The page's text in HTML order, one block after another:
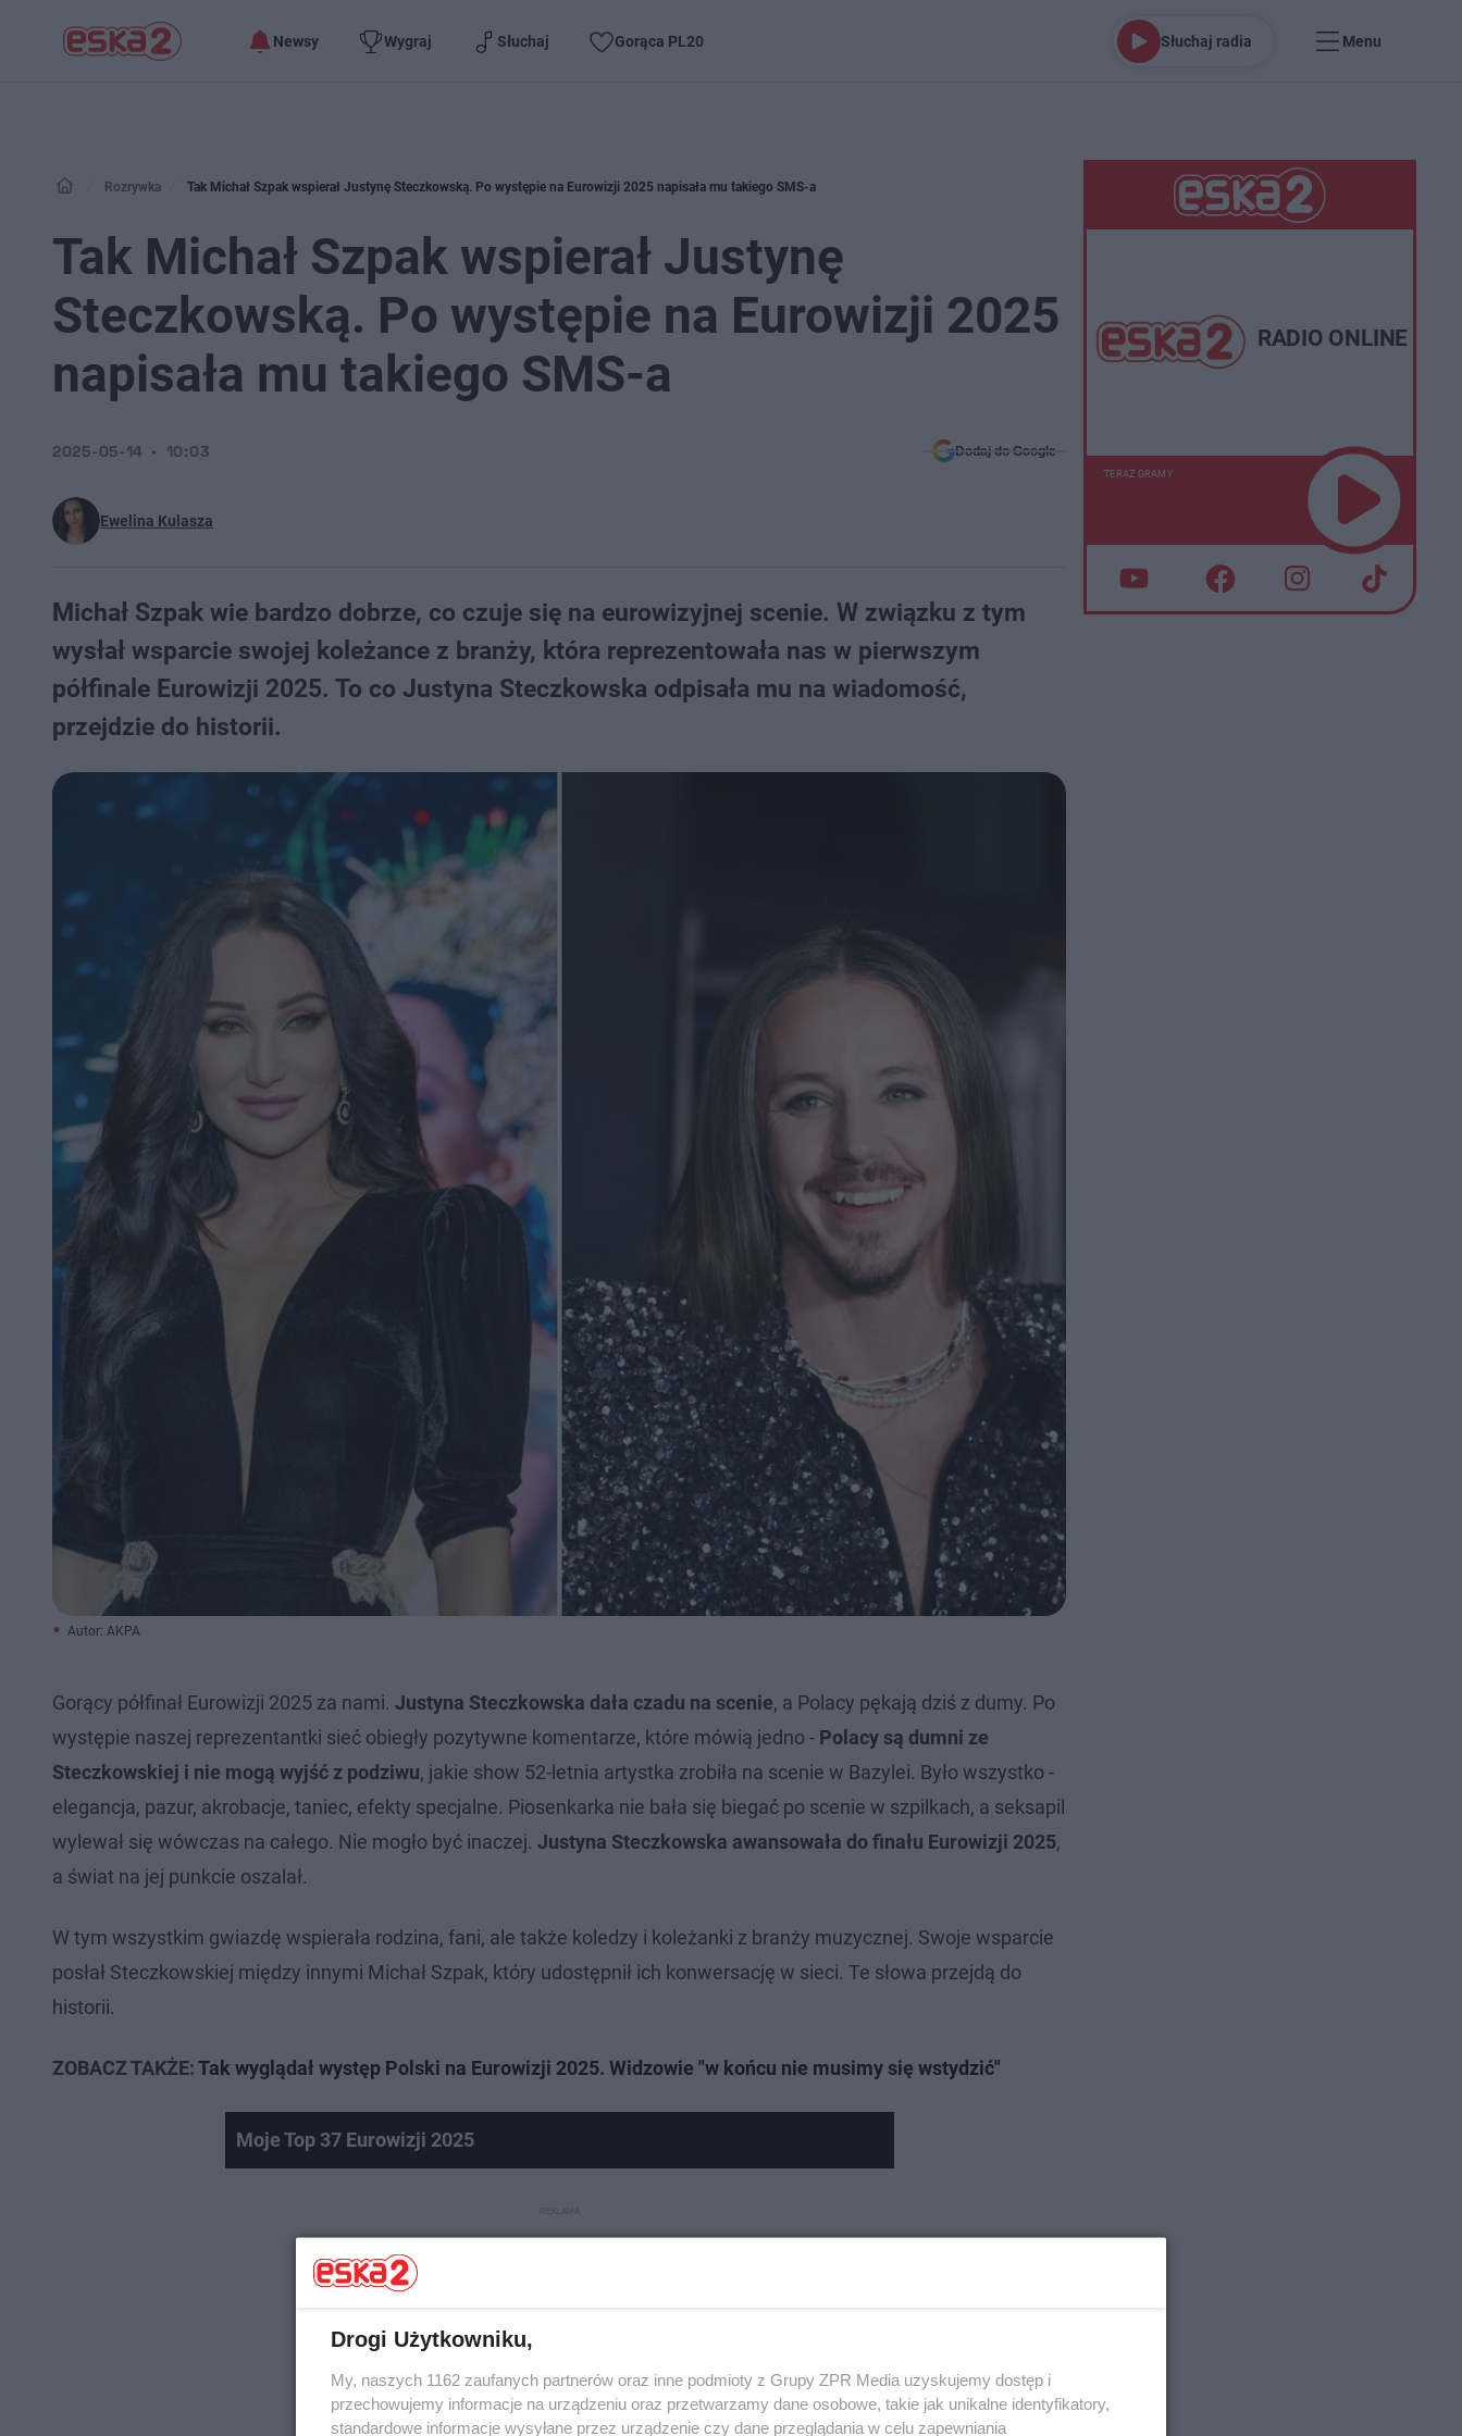
Newsy Wygraj Słuchaj Gorąca PL20 Słuchaj radia Menu
Rozrywka Tak Michał Szpak wspierał Justynę Steczkowską. Po występie na Eurowizji 2025 napisała mu takiego SMS-a
Tak Michał Szpak wspierał Justynę
Steczkowską. Po występie na Eurowizji 2025
napisała mu takiego SMS-a
Ewelina Kulasza
2025-05-14 10:03 Dodaj do Google
Michał Szpak wie bardzo dobrze, co czuje się na eurowizyjnej scenie. W związku z tym
wysłał wsparcie swojej koleżance z branży, która reprezentowała nas w pierwszym
półfinale Eurowizji 2025. To co Justyna Steczkowska odpisała mu na wiadomość,
przejdzie do historii.
Autor: AKPA
Gorący półfinał Eurowizji 2025 za nami. Justyna Steczkowska dała czadu na scenie, a Polacy pękają dziś z dumy. Po
występie naszej reprezentantki sieć obiegły pozytywne komentarze, które mówią jedno - Polacy są dumni ze
Steczkowskiej i nie mogą wyjść z podziwu, jakie show 52-letnia artystka zrobiła na scenie w Bazylei. Było wszystko -
elegancja, pazur, akrobacje, taniec, efekty specjalne. Piosenkarka nie bała się biegać po scenie w szpilkach, a seksapil
wylewał się wówczas na całego. Nie mogło być inaczej. Justyna Steczkowska awansowała do finału Eurowizji 2025,
a świat na jej punkcie oszalał.
W tym wszystkim gwiazdę wspierała rodzina, fani, ale także koledzy i koleżanki z branży muzycznej. Swoje wsparcie
posłał Steczkowskiej między innymi Michał Szpak, który udostępnił ich konwersację w sieci. Te słowa przejdą do
historii.
ZOBACZ TAKŻE:Tak wyglądał występ Polski na Eurowizji 2025. Widzowie "w końcu nie musimy się wstydzić"
Moje Top 37 Eurowizji 2025
RADIO ONLINE
TERAZ GRAMY
Drogi Użytkowniku,
My, naszych 1162 zaufanych partnerów oraz inne podmioty z Grupy ZPR Media uzyskujemy dostęp i
przechowujemy informacje na urządzeniu oraz przetwarzamy dane osobowe, takie jak unikalne identyfikatory,
standardowe informacje wysyłane przez urządzenie czy dane przeglądania w celu zapewniania